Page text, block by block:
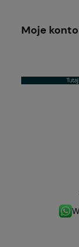
Moje konto